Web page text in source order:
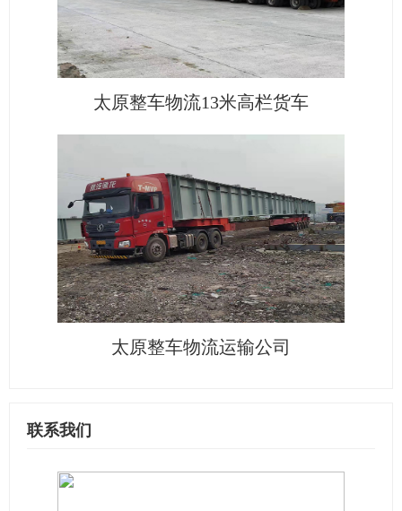
太原整车物流13米高栏货车
太原整车物流运输公司
联系我们